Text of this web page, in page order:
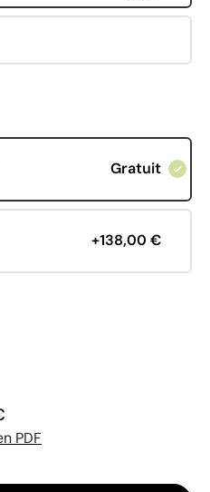
Gratuit
+138,00 €
PDF